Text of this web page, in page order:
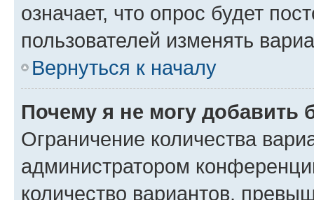
означает, что опрос будет
пользователей изменять
Вернуться к началу
Почему я не могу добавить
Ограничение количества
администратором
количество вариантов,